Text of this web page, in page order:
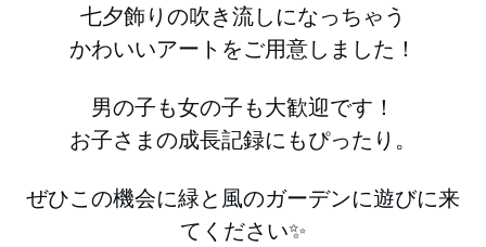
七夕飾りの吹き流しになっちゃう
かわいいアートをご用意しました！
男の子も女の子も大歓迎です！
お子さまの成長記録にもぴったり。
ぜひこの機会に緑と風のガーデンに遊びに来
てください✨